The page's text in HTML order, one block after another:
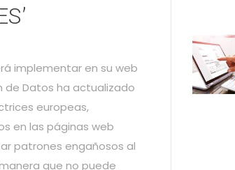
implementar en su web
de Datos ha actualizado
europeas,
en las páginas web
patrones engañosos al
que no puede